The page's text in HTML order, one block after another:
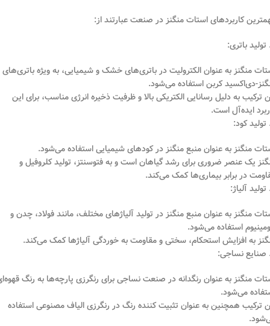
کاربردهای استات منگنز در صنعت عبارتند از:
منگنز به عنوان الکترولیت در باتری‌های خشک و شیمیایی، به ویژه باتری‌های
دی‌اکسید کربن استفاده می‌شود.
ترکیب به دلیل رسانایی الکتریکی بالا و ظرفیت ذخیره انرژی مناسب، برای این
ایده‌آل است.
منگنز به عنوان منبع منگنز در کودهای شیمیایی استفاده می‌شود.
یک عنصر ضروری برای رشد گیاهان است و به فتوسنتز، تولید کلروفیل و
در برابر بیماری‌ها کمک می‌کند.
منگنز به عنوان منبع منگنز در تولید آلیاژهای مختلف، مانند فولاد، چدن و
استفاده می‌شود.
به افزایش استحکام، سختی و مقاومت به خوردگی آلیاژها کمک می‌کند.
منگنز به عنوان رنگدانه در صنعت نساجی برای رنگرزی پارچه‌ها به رنگ
می‌شود.
ترکیب همچنین به عنوان تثبیت کننده رنگ در رنگرزی الیاف مصنوعی استفاده